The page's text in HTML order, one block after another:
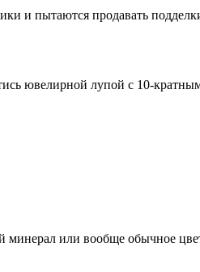
и пытаются продавать
ювелирной лупой с 10-
минерал или вообще обычное